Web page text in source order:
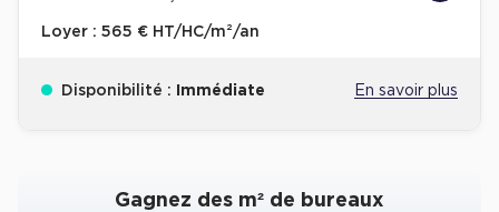
Loyer : 565 € HT/HC/m²/an
Disponibilité : Immédiate En savoir plus
Gagnez des m² de bureaux